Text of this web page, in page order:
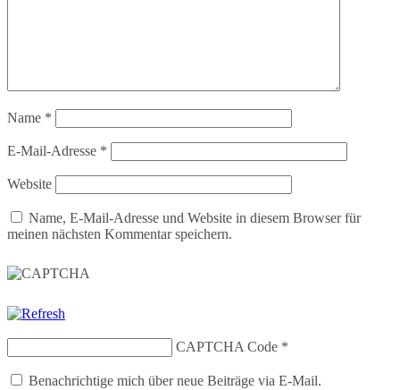
Name *
E-Mail-Adresse *
Website
Name, E-Mail-Adresse und Website in diesem Browser für
meinen nächsten Kommentar speichern.
CAPTCHA Code *
Benachrichtige mich über neue Beiträge via E-Mail.